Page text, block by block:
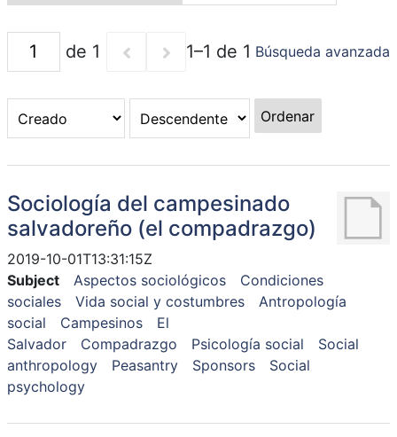
de 1 1–1 de 1 Búsqueda avanzada
Ordenar
Sociología del campesinado
salvadoreño (el compadrazgo)
2019-10-01T13:31:15Z
Subject
Aspectos sociológicos
Condiciones
sociales
Vida social y costumbres
Antropología
social
Campesinos
El
Salvador
Compadrazgo Psicología social
Social
anthropology
Peasantry Sponsors
Social
psychology